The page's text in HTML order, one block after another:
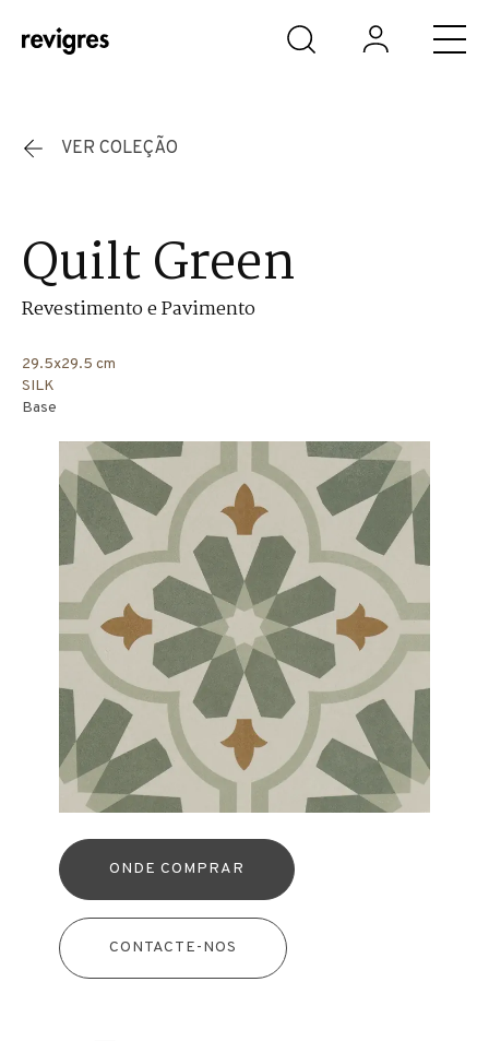
Saltar para o conteúdo principal
VER COLEÇÃO
Quilt Green
Revestimento e Pavimento
29.5x29.5 cm
SILK
Base
ONDE COMPRAR
CONTACTE-NOS